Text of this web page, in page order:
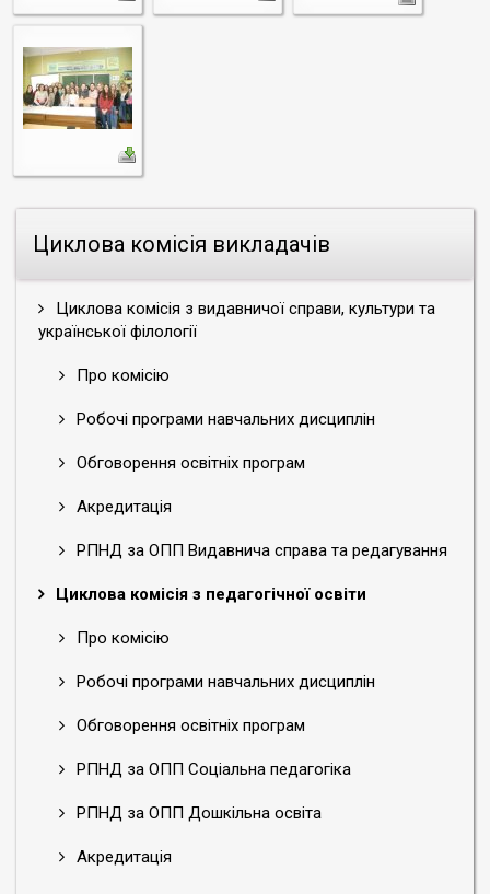
Циклова комісія викладачів
Циклова комісія з видавничої справи, культури та
української філології
Про комісію
Робочі програми навчальних дисциплін
Обговорення освітніх програм
Акредитація
РПНД за ОПП Видавнича справа та редагування
Циклова комісія з педагогічної освіти
Про комісію
Робочі програми навчальних дисциплін
Обговорення освітніх програм
РПНД за ОПП Соціальна педагогіка
РПНД за ОПП Дошкільна освіта
Акредитація